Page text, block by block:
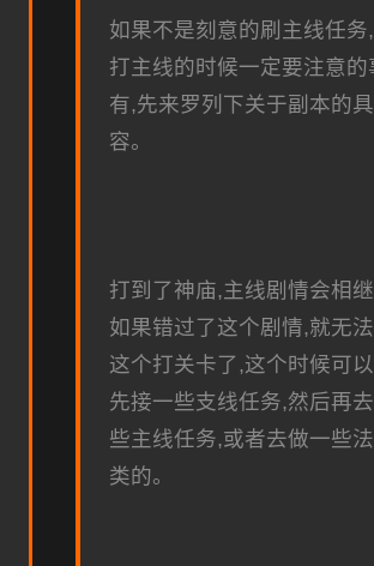
如果不是刻意的刷主线任务
打主线的时候一定要注意的
有,先来罗列下关于副本的
容。
打到了神庙,主线剧情会相
如果错过了这个剧情,就无
这个打关卡了,这个时候可
先接一些支线任务,然后再
些主线任务,或者去做一些
类的。